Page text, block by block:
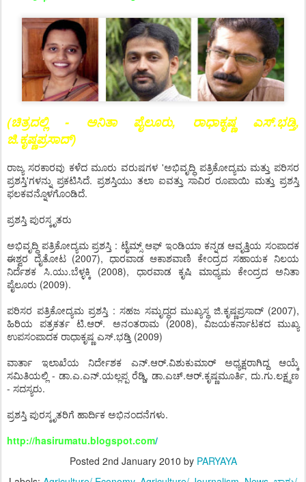
(ಚಿತ್ರದಲ್ಲಿ - ಅನಿತಾ ಪೈಲೂರು, ರಾಧಾಕೃಷ್ಣ ಎಸ್.ಭಡ್ತಿ,
ಜಿ.ಕೃಷ್ಣಪ್ರಸಾದ್)
ರಾಜ್ಯ ಸರಕಾರವು ಕಳೆದ ಮೂರು ವರುಷಗಳ 'ಅಭಿವೃದ್ಧಿ ಪತ್ರಿಕೋದ್ಯಮ ಮತ್ತು ಪರಿಸರ
ಪ್ರಶಸ್ತಿ'ಗಳನ್ನು ಪ್ರಕಟಿಸಿದೆ. ಪ್ರಶಸ್ತಿಯು ತಲಾ ಐವತ್ತು ಸಾವಿರ ರೂಪಾಯಿ ಮತ್ತು ಪ್ರಶಸ್ತಿ
ಫಲಕವನ್ನೊಳಗೊಂಡಿದೆ.
ಪ್ರಶಸ್ತಿ ಪುರಸ್ಕೃತರು
ಅಭಿವೃದ್ಧಿ ಪತ್ರಿಕೋದ್ಯಮ ಪ್ರಶಸ್ತಿ : ಟೈಮ್ಸ್ ಆಫ್ ಇಂಡಿಯಾ ಕನ್ನಡ ಆವೃತ್ತಿಯ ಸಂಪಾದಕ
ಈಶ್ವರ ದೈತೋಟ (2007), ಧಾರವಾಡ ಆಕಾಶವಾಣಿ ಕೇಂದ್ರದ ಸಹಾಯಕ ನಿಲಯ
ನಿರ್ದೆಶಕ ಸಿ.ಯು.ಬೆಳ್ಳಕ್ಕಿ (2008), ಧಾರವಾಡ ಕೃಷಿ ಮಾಧ್ಯಮ ಕೇಂದ್ರದ ಅನಿತಾ
ಪೈಲೂರು (2009).
ಪರಿಸರ ಪತ್ರಿಕೋದ್ಯಮ ಪ್ರಶಸ್ತಿ : ಸಹಜ ಸಮೃದ್ಧದ ಮುಖ್ಯಸ್ಥ ಜಿ.ಕೃಷ್ಣಪ್ರಸಾದ್ (2007),
ಹಿರಿಯ ಪತ್ರಕರ್ತ ಟಿ.ಆರ್. ಅನಂತರಾಮ (2008), ವಿಜಯಕರ್ನಾಟಕದ ಮುಖ್ಯ
ಉಪಸಂಪಾದಕ ರಾಧಾಕೃಷ್ಣ ಎಸ್.ಭಡ್ತಿ (2009)
ವಾರ್ತಾ ಇಲಾಖೆಯ ನಿರ್ದೇಶಕ ಎನ್.ಆರ್.ವಿಶುಕುಮಾರ್ ಅಧ್ಯಕ್ಷರಾಗಿದ್ದ ಆಯ್ಕೆ
ಸಮಿತಿಯಲ್ಲಿ - ಡಾ.ಎ.ಎನ್.ಯಲ್ಲಪ್ಪ ರೆಡ್ಡಿ, ಡಾ.ಎಚ್.ಆರ್.ಕೃಷ್ಣಮೂರ್ತಿ, ದು.ಗು.ಲಕ್ಷ್ಮಣ
- ಸದಸ್ಯರು.
ಪ್ರಶಸ್ತಿ ಪುರಸ್ಕೃತರಿಗೆ ಹಾರ್ದಿಕ ಅಭಿನಂದನೆಗಳು.
http://hasirumatu.blogspot.com/
Posted 2nd January 2010 by PARYAYA